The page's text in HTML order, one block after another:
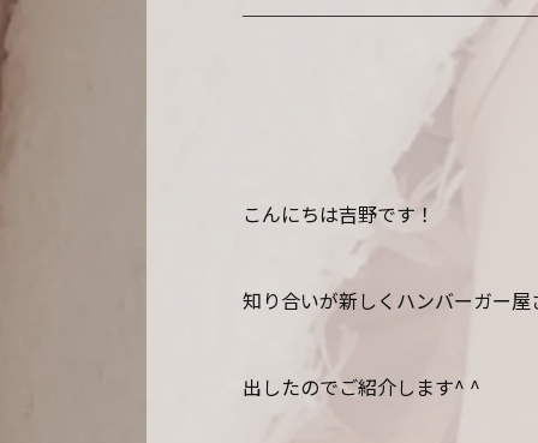
こんにちは吉野です！
知り合いが新しくハンバーガー屋
出したのでご紹介します^ ^